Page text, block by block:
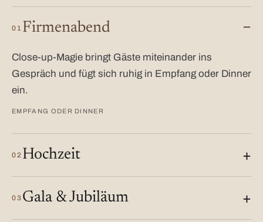
01 Firmenabend
Close-up-Magie bringt Gäste miteinander ins
Gespräch und fügt sich ruhig in Empfang oder Dinner
ein.
EMPFANG ODER DINNER
02 Hochzeit
03 Gala & Jubiläum